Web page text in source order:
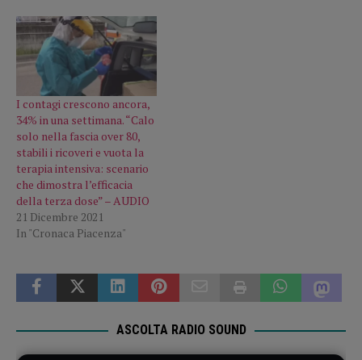
I contagi crescono ancora,
34% in una settimana. “Calo
solo nella fascia over 80,
stabili i ricoveri e vuota la
terapia intensiva: scenario
che dimostra l’efficacia
della terza dose” – AUDIO
21 Dicembre 2021
In "Cronaca Piacenza"
ASCOLTA RADIO SOUND